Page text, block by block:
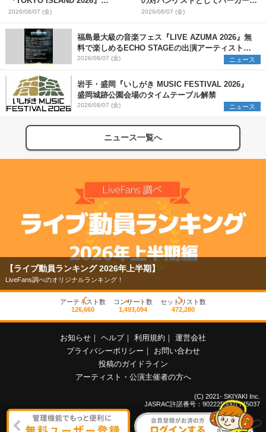
BIGMAMA、flumpoolら第3弾出
演者7組を発表 ワークショッ
プ・アート出展者を募集
2026/08/07 (金)
を発表
2026/08/07 (金)
福島最大級の音楽フェス『LIVE AZUMA 2026』無
料で楽しめるECHO STAGEの出演アーティストを
発表
2026/08/07 (金) ニュース
岩手・盛岡『いしがき MUSIC FESTIVAL 2026』
盛岡城跡公園会場のタイムテーブル解禁
2026/08/07 (金) ニュース
ニュース一覧へ
【ライブ動員ランキング 2026年上半期】
LiveFans調べのオリジナルランキング！
アーティスト数
126,660
コンサート数
1,493,094
セットリスト数
472,280
お知らせ ｜ ヘルプ｜ 利用規約 ｜ 運営会社
プライバシーポリシー ｜
お問い合わせ
投稿のガイドライン
アーティスト・公演主催者の方へ
(C) 2021- SKIYAKI Inc.
JASRAC許諾番号：9022255001Y45037